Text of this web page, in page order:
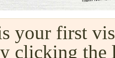
your first
clicking the